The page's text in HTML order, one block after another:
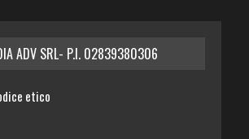
ADV SRL- P.I. 02839380306
etico